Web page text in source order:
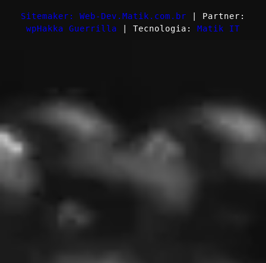
Sitemaker: Web-Dev.Matik.com.br | Partner:
wpHakka Guerrilla | Tecnologia: Matik IT